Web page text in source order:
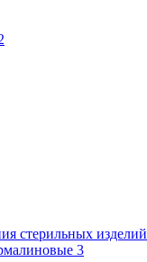
стерильных изделий
3